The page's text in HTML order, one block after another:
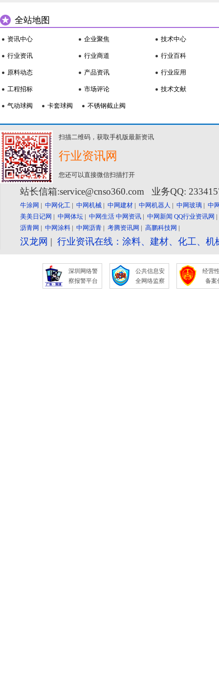
全站地图
资讯中心
行业资讯
原料动态
工程招标
企业聚焦
行业商道
产品资讯
市场评论
技术中心
行业百科
行业应用
技术文献
气动球阀 卡套球阀 不锈钢截止阀
扫描二维码，获取手机版最新资讯
行业资讯网
您还可以直接微信扫描打开
站长信箱:service@cnso360.com 业务QQ:
牛涂网 | 中网化工 | 中网机械 | 中网建材 | 中网机器人 | 中网玻璃 | 中
美美日记网 | 中网体坛 | 中网生活 中网资讯 | 中网新闻 QQ行业资讯网
沥青网 | 中网涂料 | 中网沥青 | 考腾资讯网 | 高鹏科技网 |
汉龙网 | 行业资讯在线：涂料、建材、化工、
深圳网络警
察报警平台
公共信息安
全网络监察
经营
备案